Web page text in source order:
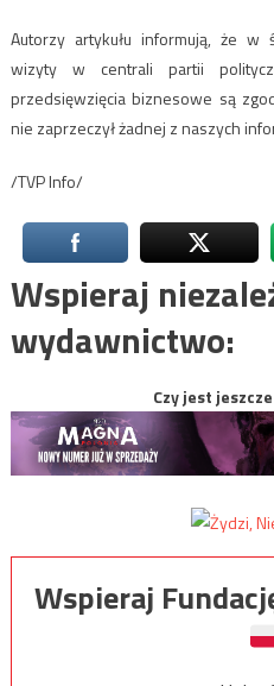
Autorzy artykułu informują, że w
wizyty w centrali partii
przedsięwzięcia biznesowe są
nie zaprzeczył żadnej z naszych
/TVP Info/
Wspieraj
wydawnictwo:
Czy jest
Wspieraj